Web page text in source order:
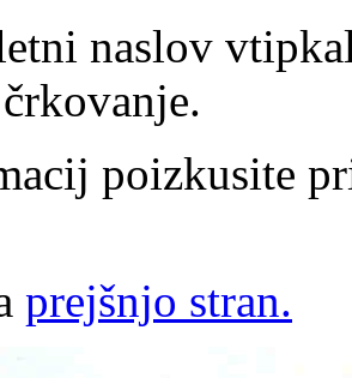
naslov
poizkusite
prejšnjo stran.